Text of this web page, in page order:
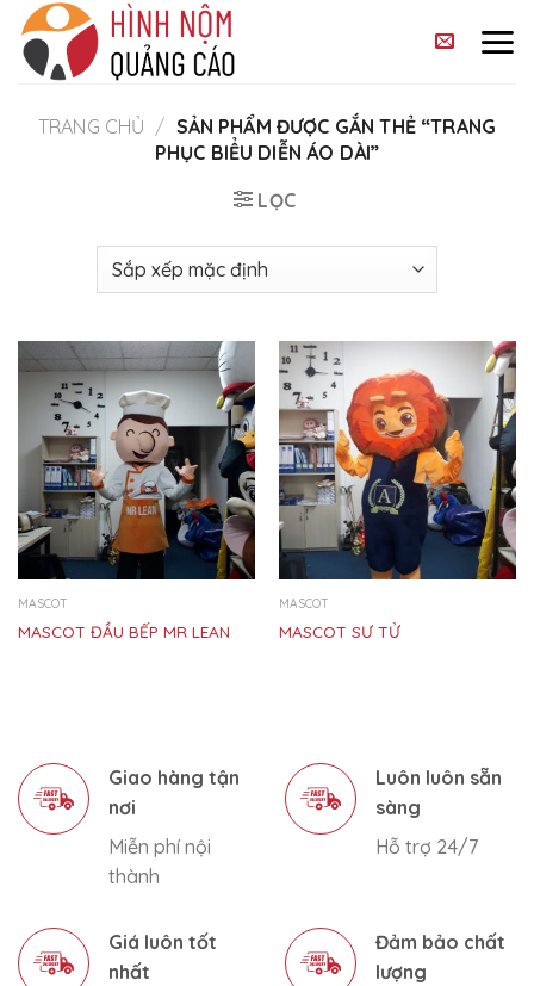
Skip
content
TRANG CHỦ / SẢN PHẨM ĐƯỢC GẮN THẺ “TRANG
PHỤC BIỂU DIỄN ÁO DÀI”
LỌC
MASCOT
MASCOT ĐẦU BẾP MR LEAN
MASCOT
MASCOT SƯ TỬ
Giao hàng tận
nơi
Miễn phí nội
thành
Luôn luôn sẵn
sàng
Hỗ trợ 24/7
Giá luôn tốt
nhất
Đảm bảo chất
lượng